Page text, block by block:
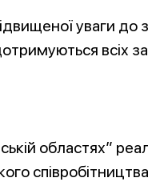
уваги до
всіх
областях”